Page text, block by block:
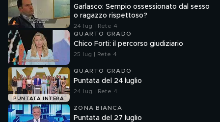
Garlasco: Sempio ossessionato dal sesso
o ragazzo rispettoso?
24 lug | Rete 4
QUARTO GRADO
Chico Forti: il percorso giudiziario
25 lug | Rete 4
PUNTATA INTERA
QUARTO GRADO
Puntata del 24 luglio
24 lug | Rete 4
ZONA BIANCA
Puntata del 27 luglio